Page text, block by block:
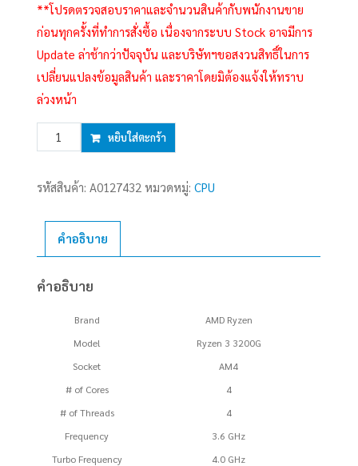
**โปรดตรวจสอบราคาและจำนวนสินค้ากับพนักงานขาย
ก่อนทุกครั้งที่ทำการสั่งซื้อ เนื่องจากระบบ Stock อาจมีการ
Update ล่าช้ากว่าปัจจุบัน และบริษัทฯขอสงวนสิทธิ์ในการ
เปลี่ยนแปลงข้อมูลสินค้า และราคาโดยมิต้องแจ้งให้ทราบ
ล่วงหน้า
จำนวน
CPU
AM4
หยิบใส่ตะกร้า
รหัสสินค้า: A0127432 หมวดหมู่:CPU
คำอธิบาย
คำอธิบาย
Brand
AMD Ryzen
Model
Ryzen 3 3200G
Socket
AM4
# of Cores
4
# of Threads
4
Frequency
3.6 GHz
Turbo Frequency
4.0 GHz